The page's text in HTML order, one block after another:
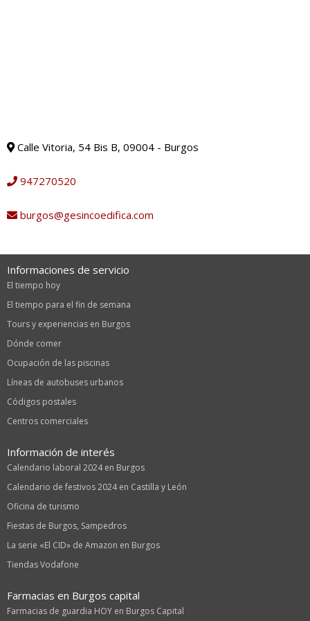
Calle Vitoria, 54 Bis B, 09004 - Burgos
947270520
burgos@gesincoedifica.com
Informaciones de servicio
El tiempo hoy
El tiempo para el fin de semana
Tours y experiencias en Burgos
Dónde comer
Ocupación de las piscinas
Líneas de autobuses urbanos
Códigos postales
Centros comerciales
Información de interés
Calendario laboral 2024 en Burgos
Calendario de festivos 2024 en Castilla y León
Oficina de turismo
Fiestas de Burgos, Sampedros
La serie «El CID» de Amazon en Burgos
Tiendas Vodafone
Farmacias en Burgos capital
Farmacias de guardia HOY en Burgos Capital